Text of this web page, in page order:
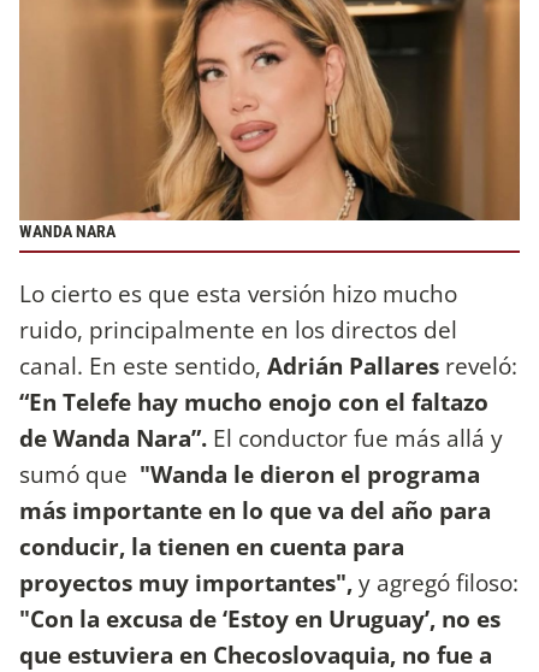
WANDA NARA
Lo cierto es que esta versión hizo mucho
ruido, principalmente en los directos del
canal. En este sentido, Adrián Pallares reveló:
“En Telefe hay mucho enojo con el faltazo
de Wanda Nara”. El conductor fue más allá y
sumó que "Wanda le dieron el programa
más importante en lo que va del año para
conducir, la tienen en cuenta para
proyectos muy importantes",y agregó filoso:
"Con la excusa de ‘Estoy en Uruguay’, no es
que estuviera en Checoslovaquia, no fue a